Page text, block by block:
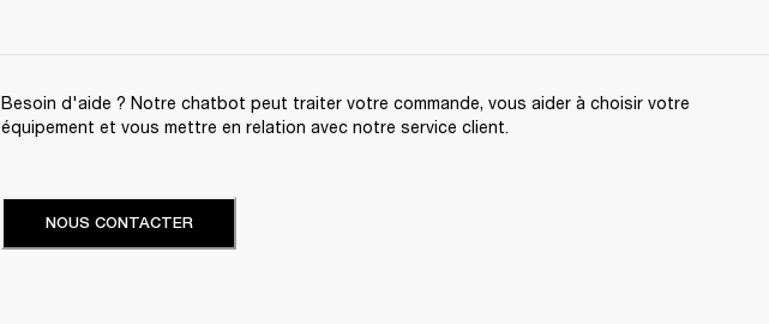
Besoin d'aide ? Notre chatbot peut traiter votre commande, vous aider à choisir votre
équipement et vous mettre en relation avec notre service client.
NOUS CONTACTER